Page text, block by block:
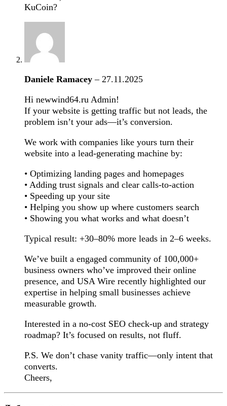
KuCoin?
Daniele Ramacey – 27.11.2025
Hi newwind64.ru Admin!
If your website is getting traffic but not leads, the
problem isn’t your ads—it’s conversion.
We work with companies like yours turn their
website into a lead-generating machine by:
• Optimizing landing pages and homepages
• Adding trust signals and clear calls-to-action
• Speeding up your site
• Helping you show up where customers search
• Showing you what works and what doesn’t
Typical result: +30–80% more leads in 2–6 weeks.
We’ve built a engaged community of 100,000+
business owners who’ve improved their online
presence, and USA Wire recently highlighted our
expertise in helping small businesses achieve
measurable growth.
Interested in a no-cost SEO check-up and strategy
roadmap? It’s focused on results, not fluff.
P.S. We don’t chase vanity traffic—only intent that
converts.
Cheers,